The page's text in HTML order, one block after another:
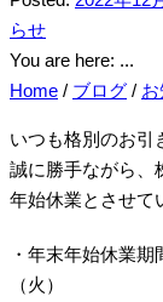
らせ
You are here: ...
Home / ブログ /
いつも格別のお引
誠に勝手ながら、
年始休業とさせて
・年末年始休業
（火）